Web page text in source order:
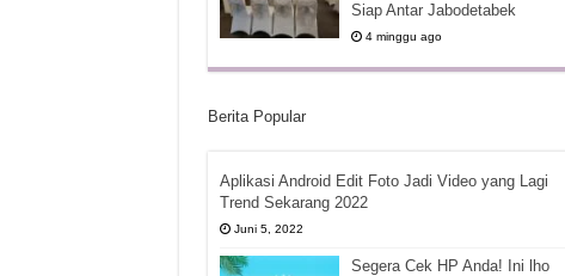
Siap Antar Jabodetabek
4 minggu ago
Berita Popular
Aplikasi Android Edit Foto Jadi Video yang Lagi
Trend Sekarang 2022
Juni 5, 2022
Segera Cek HP Anda! Ini lho